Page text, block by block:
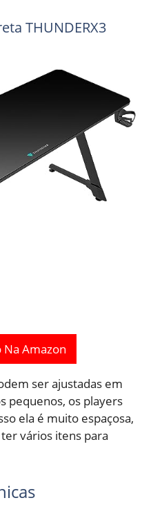
THUNDERX3
Na Amazon
ser ajustadas em
pequenos, os players
ela é muito espaçosa,
vários itens para